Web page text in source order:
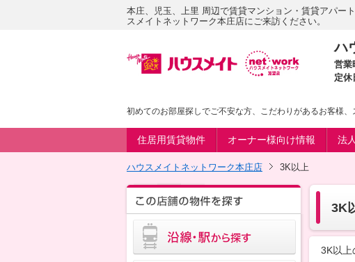
本庄、児玉、上里 周辺で賃貸マンション・賃貸アパー
スメイトネットワーク本庄店にご来訪ください。
ハ
営業
定休
初めてのお部屋探しでご不安な方、こだわりがあるお客様
住居用賃貸物件 オーナー様向け情報 法
ハウスメイトネットワーク本庄店 3K以上
3K
3K以上